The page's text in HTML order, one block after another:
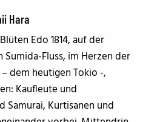
Hara
Edo 1814, auf der
Fluss, im Herzen der
dem heutigen Tokio -,
Kaufleute und
Samurai, Kurtisanen und